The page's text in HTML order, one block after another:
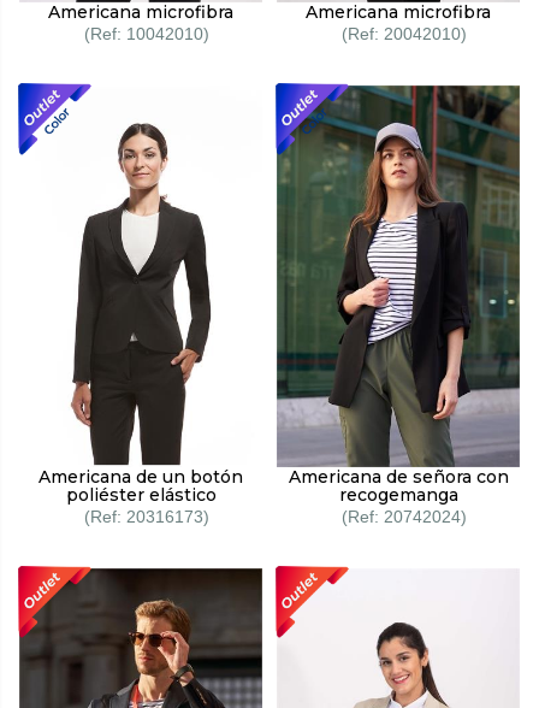
Americana microfibra
10042010
Americana microfibra
20042010
Americana de un botón
poliéster elástico
20316173
Americana de señora con
recogemanga
20742024